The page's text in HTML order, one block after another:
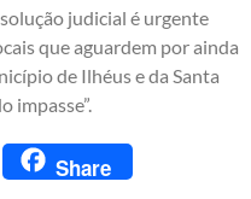
judicial é urgente
que aguardem por ainda
de Ilhéus e da Santa
impasse”.
PrintFriendly
Share